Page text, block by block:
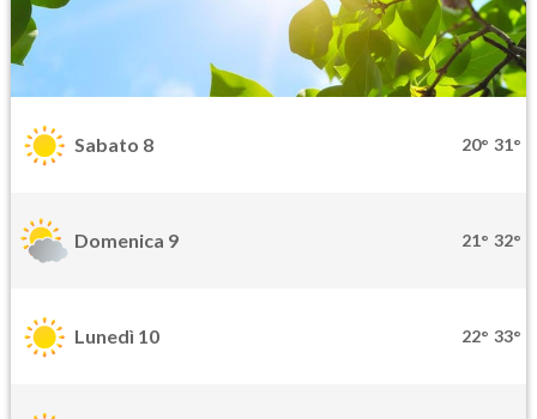
Sabato 8 20° 31°
Domenica 9 21° 32°
Lunedì 10 22° 33°